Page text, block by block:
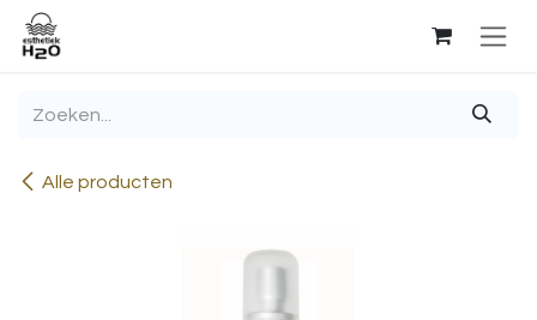
Overslaan naar inhoud
Alle producten